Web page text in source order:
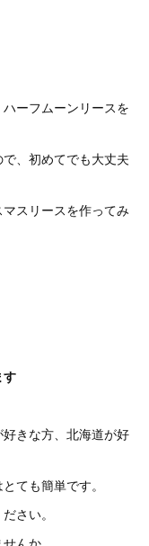
ーフムーンリースを
、初めてでも大丈夫
スリースを作ってみ
す
きな方、北海道が好
ても簡単です。
さい。